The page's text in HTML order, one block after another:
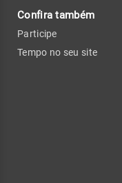
Confira também
Participe
Tempo no seu site